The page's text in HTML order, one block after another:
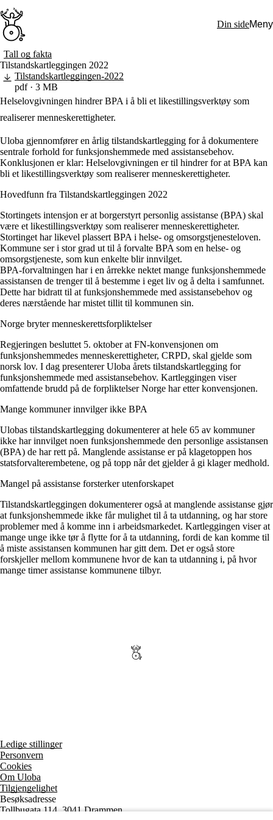
til
hovedinnhold
Din sideMeny
Søk:
Hva vi gjør
BPA – Borgerstyrt personlig assistanse
BPA og kommunen
Beslutningsstøtteråd
Funksjonsassistanse
Stolte, sterke og synlige historier
Ti gode grunner til å velge Uloba
Engasjer deg
Bli medlem
Bli assistent
Kampsaker
Arrangementer
Independent Living-festivalen
Skansgård-forelesningen
Medlemsrådet
Selvsagt
Bente Skansgårds Independent Living-fond
Om oss
Nyheter
Tall og fakta
Om Uloba
Kontakt Uloba
Tall og fakta
Tilstandskartleggingen 2022
Helselovgivningen hindrer BPA i å bli et likestillingsverktøy som
realiserer menneskerettigheter.
Uloba gjennomfører en årlig tilstandskartlegging for å dokumentere
sentrale forhold for funksjonshemmede med assistansebehov.
Konklusjonen er klar: Helselovgivningen er til hindrer for at BPA kan
bli et likestillingsverktøy som realiserer menneskerettigheter.
Hovedfunn fra Tilstandskartleggingen 2022
Stortingets intensjon er at borgerstyrt personlig assistanse (BPA) skal
være et likestillingsverktøy som realiserer menneskerettigheter.
Stortinget har likevel plassert BPA i helse- og omsorgstjenesteloven.
Kommune ser i stor grad ut til å forvalte BPA som en helse- og
omsorgstjeneste, som kun enkelte blir innvilget.
BPA-forvaltningen har i en årrekke nektet mange funksjonshemmede
assistansen de trenger til å bestemme i eget liv og å delta i samfunnet.
Dette har bidratt til at funksjonshemmede med assistansebehov og
deres nærstående har mistet tillit til kommunen sin.
Norge bryter menneskerettsforpliktelser
Regjeringen besluttet 5. oktober at FN-konvensjonen om
funksjonshemmedes menneskerettigheter, CRPD, skal gjelde som
norsk lov. I dag presenterer Uloba årets tilstandskartlegging for
funksjonshemmede med assistansebehov. Kartleggingen viser
omfattende brudd på de forpliktelser Norge har etter konvensjonen.
Mange kommuner innvilger ikke BPA
Ulobas tilstandskartlegging dokumenterer at hele 65 av kommuner
ikke har innvilget noen funksjonshemmede den personlige assistansen
(BPA) de har rett på. Manglende assistanse er på klagetoppen hos
statsforvalterembetene, og på topp når det gjelder å gi klager medhold.
Mangel på assistanse forsterker utenforskapet
Tilstandskartleggingen dokumenterer også at manglende assistanse gjør
at funksjonshemmede ikke får mulighet til å ta utdanning, og har store
problemer med å komme inn i arbeidsmarkedet. Kartleggingen viser at
mange unge ikke tør å flytte for å ta utdanning, fordi de kan komme til
å miste assistansen kommunen har gitt dem. Det er også store
forskjeller mellom kommunene hvor de kan ta utdanning i, på hvor
mange timer assistanse kommunene tilbyr.
Tilstandskartleggingen-2022
pdf · 3 MB
Ledige stillinger
Personvern
Cookies
Om Uloba
Tilgjengelighet
Besøksadresse
Tollbugata 114, 3041 Drammen